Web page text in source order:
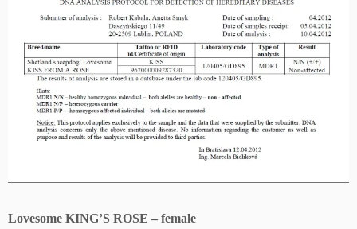
Lovesome KING’S ROSE – female